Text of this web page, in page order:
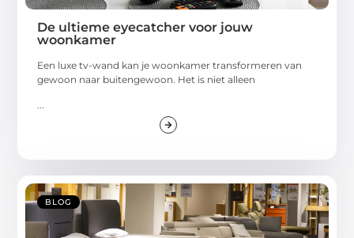
De ultieme eyecatcher voor jouw
woonkamer
Een luxe tv-wand kan je woonkamer transformeren van
gewoon naar buitengewoon. Het is niet alleen
...
BLOG